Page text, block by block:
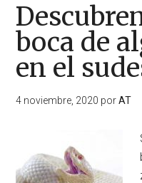
boca de
en el
4 noviembre, 2020 porAT